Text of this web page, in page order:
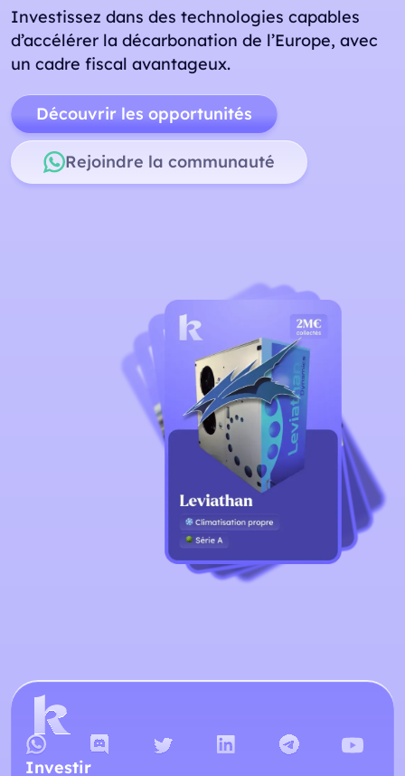
Investissez dans des technologies capables
d’accélérer la décarbonation de l’Europe, avec
un cadre fiscal avantageux.
Découvrir les opportunités
Rejoindre la communauté
Investir